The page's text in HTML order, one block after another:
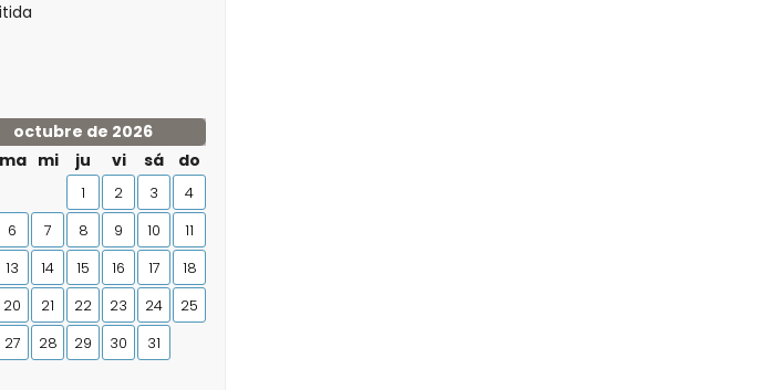
octubre de 2026
ma mi ju vi sá do
1 2 3
4
6 7 8 9 10
11
13 14 15 16 17
18
20 21 22 23 24
25
27 28 29 30 31